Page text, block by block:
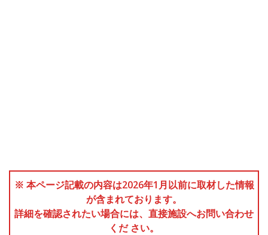
※ 本ページ記載の内容は2026年1月以前に取材した情報
が含まれております。
詳細を確認されたい場合には、直接施設へお問い合わせ
くだ さい。